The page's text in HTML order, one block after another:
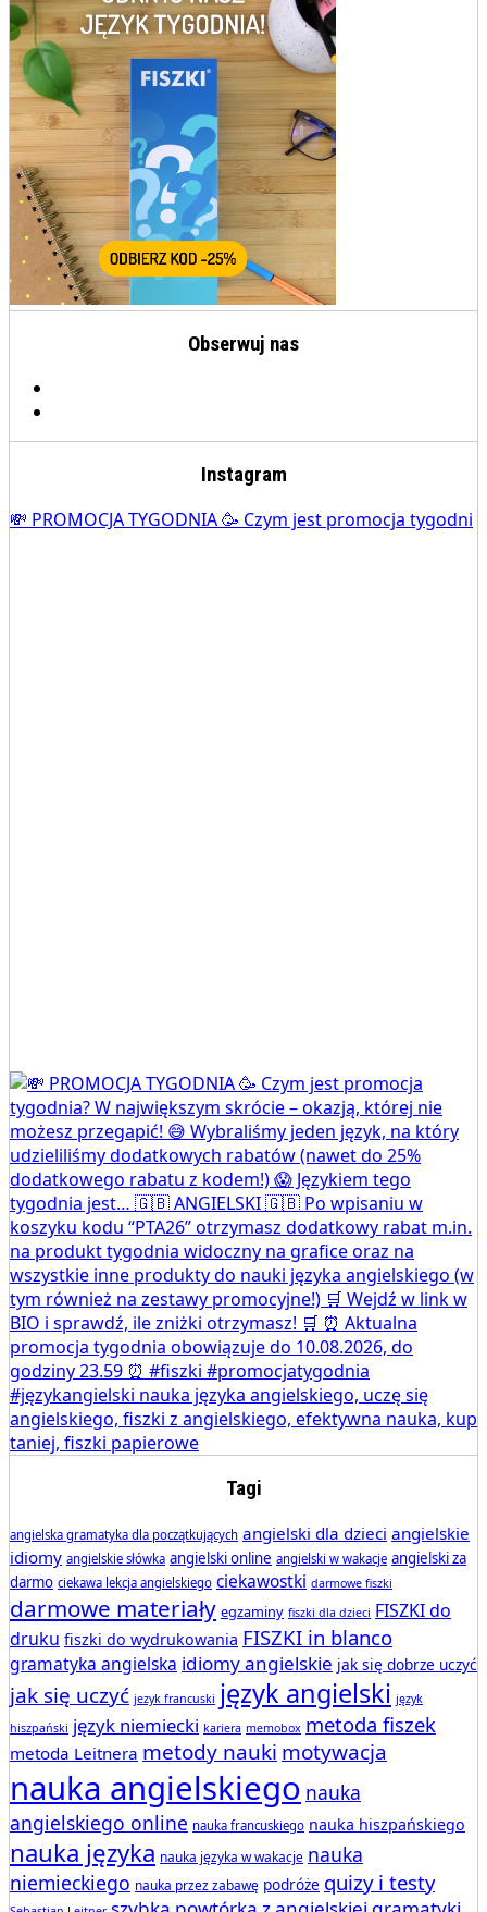
Obserwuj nas
Instagram
💸 PROMOCJA TYGODNIA 🥳 Czym jest promocja tygodni
Tagi
angielska gramatyka dla początkujących angielski dla dzieci angielskie
idiomy angielskie słówka angielski online angielski w wakacje angielski za
darmo ciekawa lekcja angielskiego ciekawostki darmowe fiszki
darmowe materiały egzaminy fiszki dla dzieci FISZKI do
druku fiszki do wydrukowania FISZKI in blanco
gramatyka angielska idiomy angielskie jak się dobrze uczyć
jak się uczyć jezyk francuski język angielski język
hiszpański język niemiecki kariera memobox metoda fiszek
metoda Leitnera metody nauki motywacja
nauka angielskiego nauka
angielskiego online nauka francuskiego nauka hiszpańskiego
nauka języka nauka języka w wakacje nauka
niemieckiego nauka przez zabawę podróże quizy i testy